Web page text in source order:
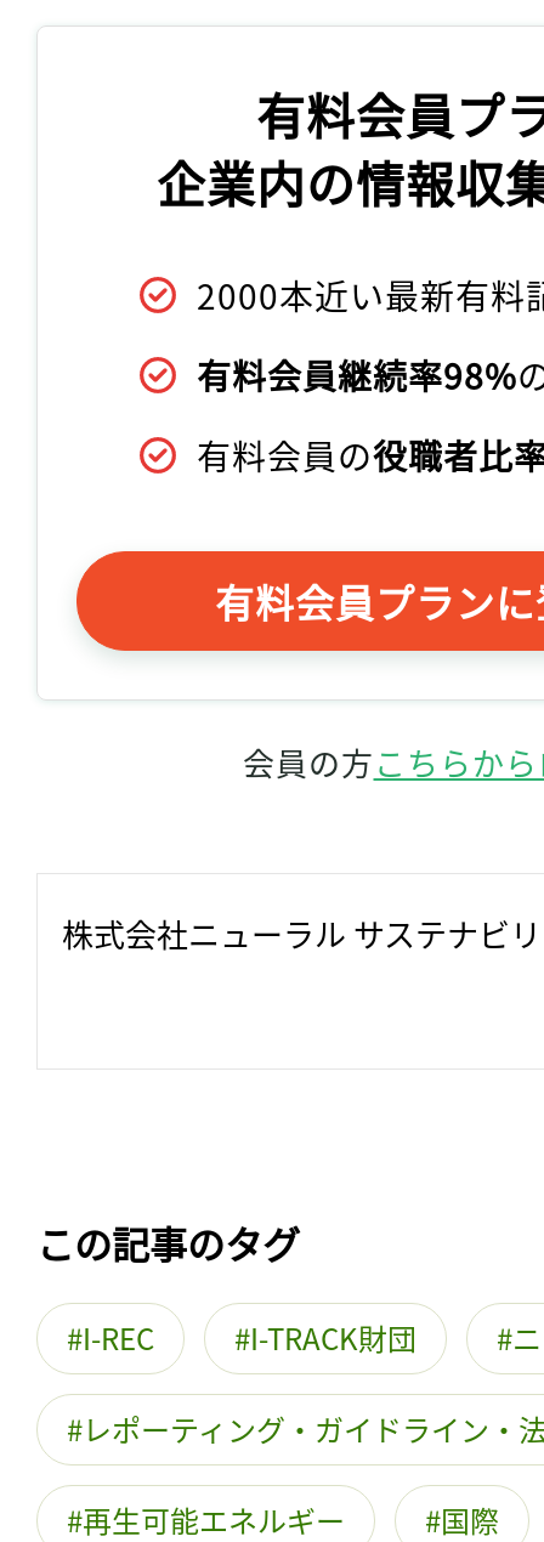
有料会員プ
企業内の情報収
2000本近い最新有料
有料会員継続率98%
有料会員の役職者比
有料会員プラン
会員の方こちらか
株式会社ニューラル サステナビ
この記事のタグ
I-REC I-TRACK財団
レポーティング・ガイドライン・
再生可能エネルギー 国際